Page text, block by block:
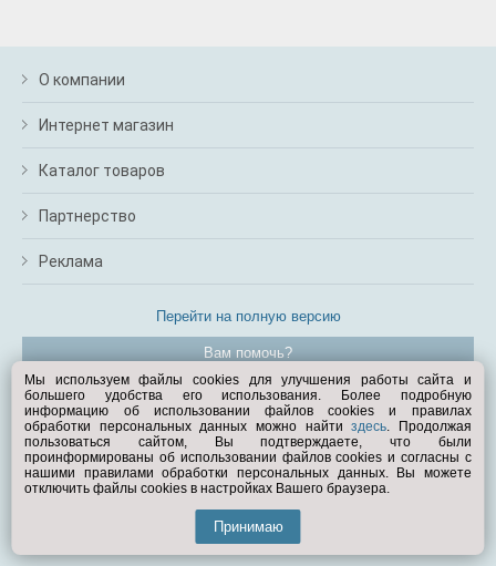
О компании
Интернет магазин
Каталог товаров
Партнерство
Реклама
Перейти на полную версию
Вам помочь?
© Exist.ru 1998—2026
Мы используем файлы cookies для улучшения работы сайта и
большего удобства его использования. Более подробную
информацию об использовании файлов cookies и правилах
обработки персональных данных можно найтиздесь. Продолжая
пользоваться сайтом, Вы подтверждаете, что были
проинформированы об использовании файлов cookies и согласны с
нашими правилами обработки персональных данных. Вы можете
отключить файлы cookies в настройках Вашего браузера.
Принимаю